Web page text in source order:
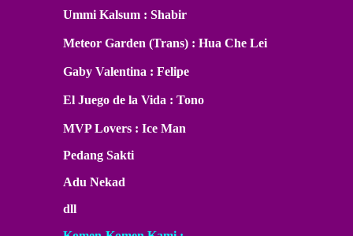
Ummi Kalsum : Shabir
Meteor Garden (Trans) : Hua Che Lei
Gaby Valentina : Felipe
El Juego de la Vida : Tono
MVP Lovers : Ice Man
Pedang Sakti
Adu Nekad
dll